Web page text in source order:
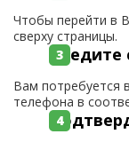
Чтобы перейти в
сверху страницы.
Введите
Вам потребуется
телефона в